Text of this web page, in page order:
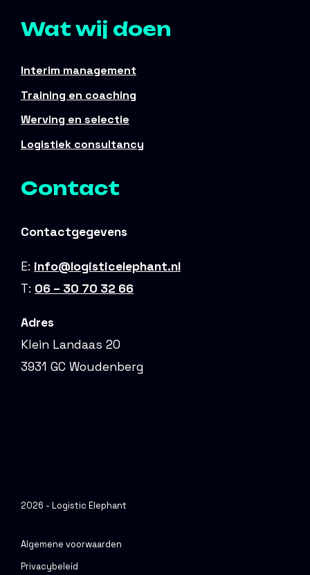
Wat wij doen
Interim management
Training en coaching
Werving en selectie
Logistiek consultancy
Contact
Contactgegevens
E: info@logisticelephant.nl
T: 06 – 30 70 32 66
Adres
Klein Landaas 20
3931 GC Woudenberg
2026 - Logistic Elephant
Algemene voorwaarden
Privacybeleid